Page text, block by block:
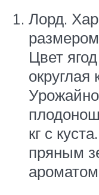
Лорд.
Цвет
округлая
кг с
пряным